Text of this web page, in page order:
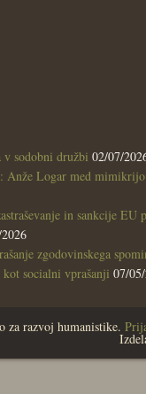
sodobni družbi 02/07/
Anže Logar med
in sankcije EU
zgodovinskega
socialni vprašanji 07/
za razvoj humanistike.